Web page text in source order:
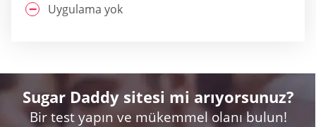
Uygulama yok
Sugar Daddy sitesi mi arıyorsunuz?
Bir test yapın ve mükemmel olanı bulun!